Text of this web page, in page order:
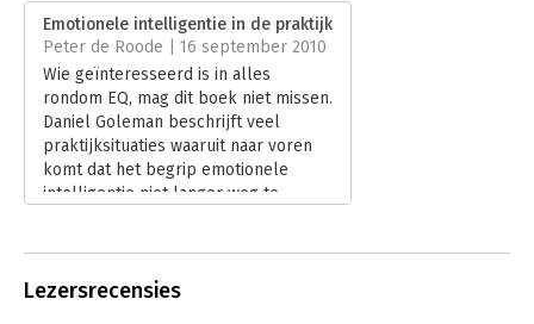
Verschijningsdatum:
5-4-2016
Hoofdrubriek: Psychologie
Emotionele intelligentie in de praktijk
Peter de Roode | 16 september 2010
Wie geïnteresseerd is in alles
rondom EQ, mag dit boek niet missen.
Daniel Goleman beschrijft veel
praktijksituaties waaruit naar voren
komt dat het begrip emotionele
intelligentie niet langer weg te
vertaling en voor het eerst gedrukt in
Lezersrecensies